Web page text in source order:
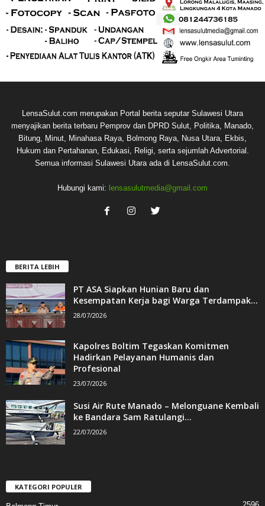
LensaSulut.com merupakan Portal berita seputar Sulawesi Utara
menyajikan berita terbaru Pemprov dan DPRD Sulut, Politika, Manado,
Bitung, Minut, Minahasa Raya, Bolmong Raya, Nusa Utara, Ekbis,
Hukum dan Pertahanan, Edukasi, Religi, serta sejumlah Advertorial.
Semua informasi Sulawesi Utara ada di LensaSulut.com.
Hubungi kami: lensasulutmedia@gmail.com
BERITA LEBIH
PT ASA Siapkan Hunian Baru dan
Kesempatan Kerja bagi Warga Terdampak...
28/07/2026
Kapolres Boltim Tegaskan Komitmen
Hadirkan Pelayanan Humanis dan
Profesional
23/07/2026
Susi Air Rute Manado – Melonguane Kembali
ke Bandara Sam Ratulangi...
22/07/2026
KATEGORI POPULER